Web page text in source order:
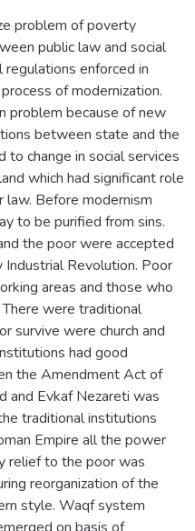
problem of poverty
public law and social
enforced in
of modernization.
problem because of new
between state and the
to change in social services
which had significant role
Before modernism
to be purified from sins.
the poor were accepted
Revolution. Poor
areas and those who
were traditional
survive were church and
had good
the Amendment Act of
and Evkaf Nezareti was
traditional institutions
Empire all the power
relief to the poor was
reorganization of the
style. Waqf system